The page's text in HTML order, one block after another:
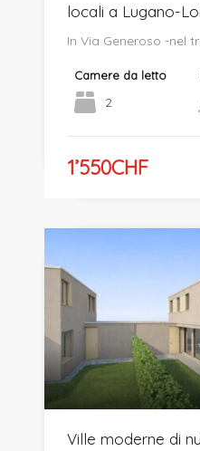
locali a Lugano-
In Via Generoso -nel
Camere da letto
2
1’550CHF
Ville moderne di